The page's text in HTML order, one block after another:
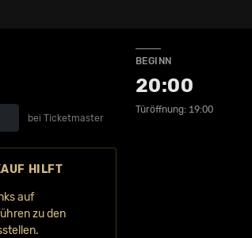
bei Ticketmaster
HILFT
auf
zu den
BEGINN
20:00
Türöffnung: 19:00